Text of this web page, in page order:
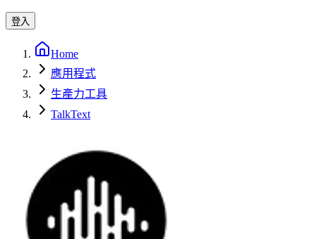
登入
Home
應用程式
生產力工具
TalkText